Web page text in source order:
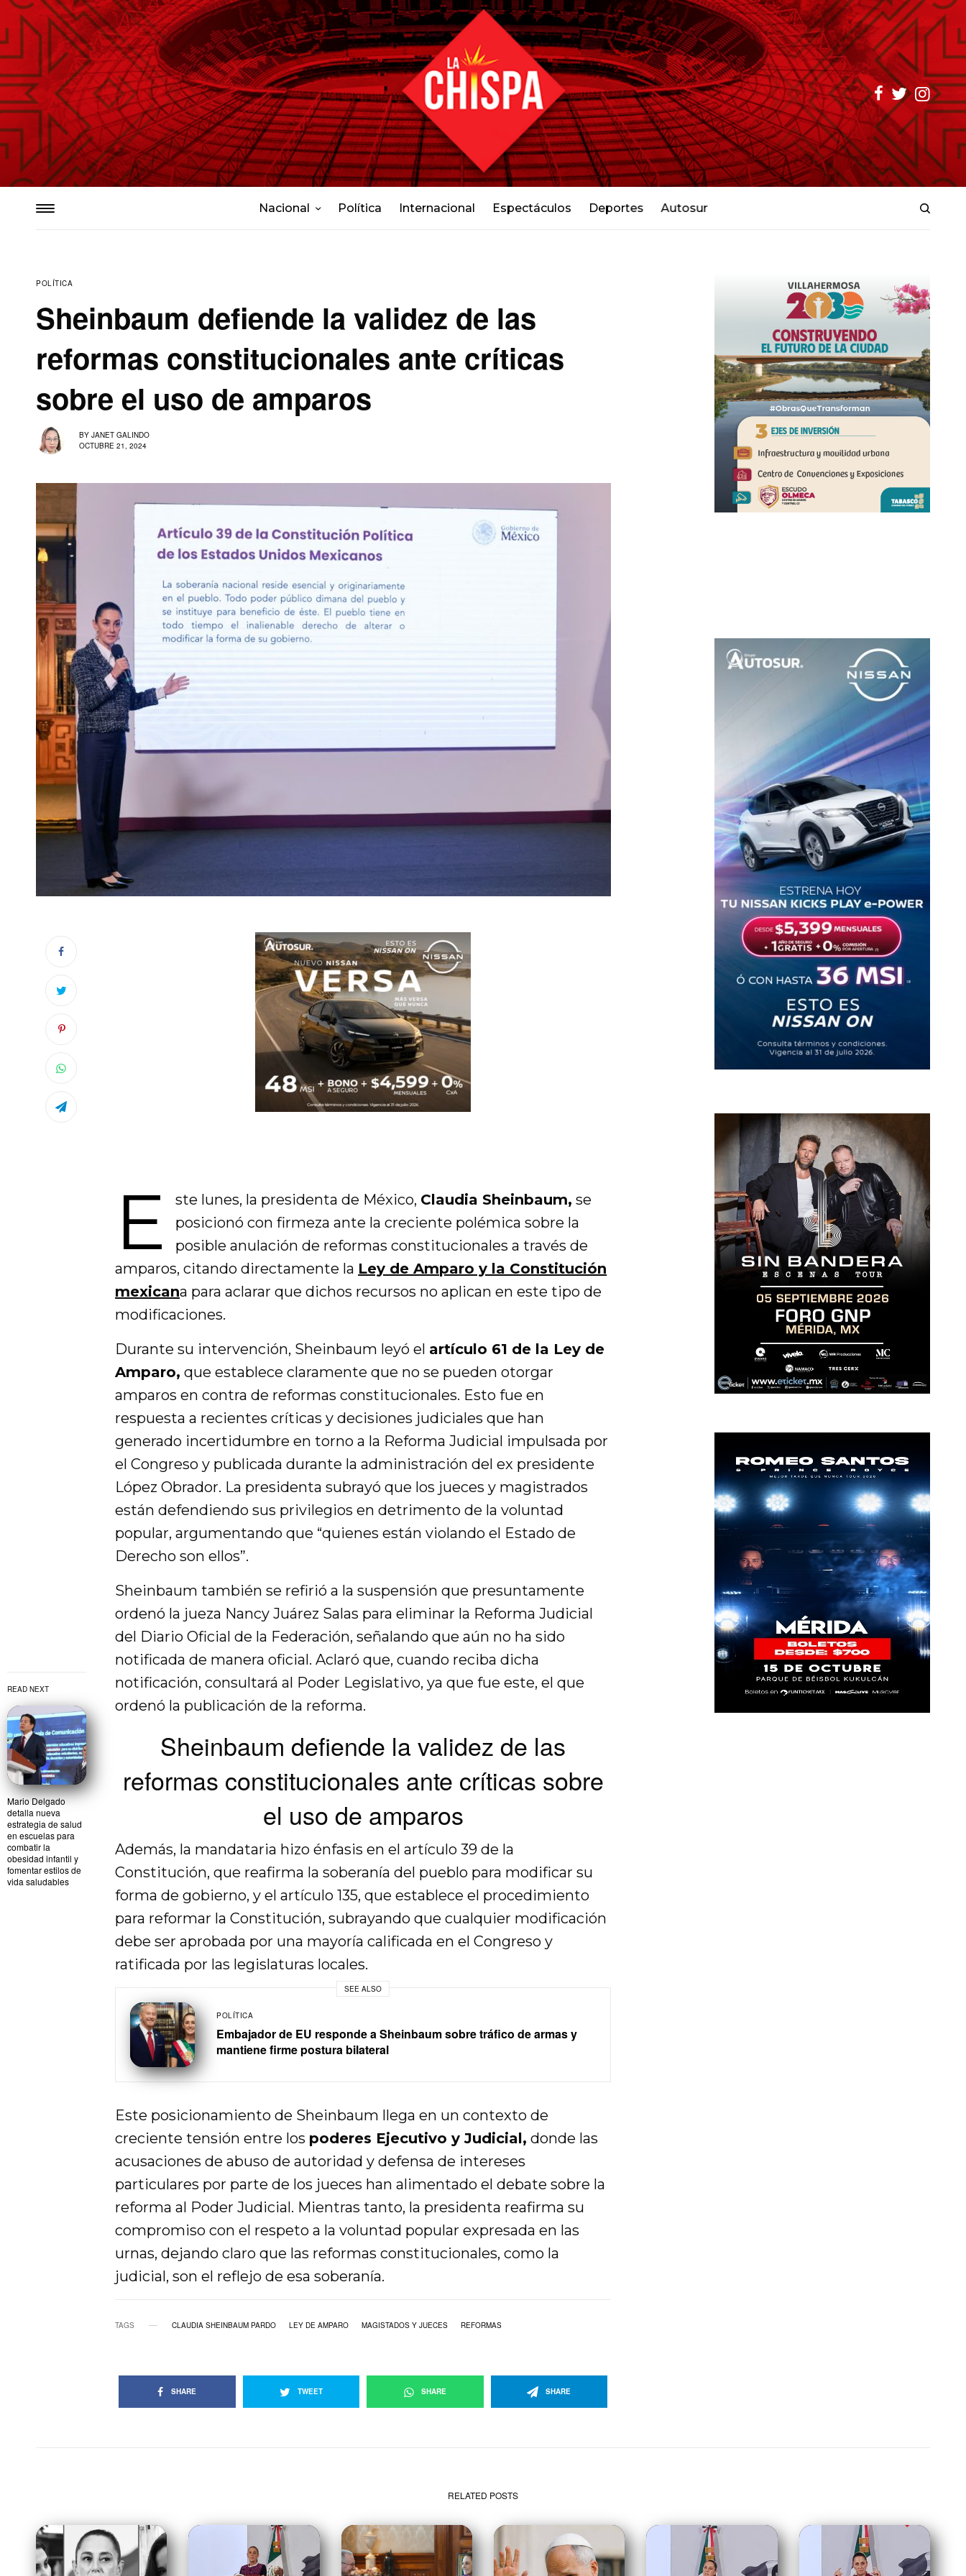
Nacional Política Internacional Espectáculos Deportes Autosur
POLÍTICA
Sheinbaum defiende la validez de las
reformas constitucionales ante críticas
sobre el uso de amparos
BY JANET GALINDO
OCTUBRE 21, 2024
READ NEXT
Mario Delgado
detalla nueva
estrategia de salud
en escuelas para
combatir la
obesidad infantil y
fomentar estilos de
vida saludables
E ste lunes, la presidenta de México, Claudia Sheinbaum, se
posicionó con firmeza ante la creciente polémica sobre la
posible anulación de reformas constitucionales a través de
amparos, citando directamente la Ley de Amparo y la Constitución
mexicana para aclarar que dichos recursos no aplican en este tipo de
modificaciones.
Durante su intervención, Sheinbaum leyó el artículo 61 de la Ley de
Amparo, que establece claramente que no se pueden otorgar
amparos en contra de reformas constitucionales. Esto fue en
respuesta a recientes críticas y decisiones judiciales que han
generado incertidumbre en torno a la Reforma Judicial impulsada por
el Congreso y publicada durante la administración del ex presidente
López Obrador. La presidenta subrayó que los jueces y magistrados
están defendiendo sus privilegios en detrimento de la voluntad
popular, argumentando que “quienes están violando el Estado de
Derecho son ellos”.
Sheinbaum también se refirió a la suspensión que presuntamente
ordenó la jueza Nancy Juárez Salas para eliminar la Reforma Judicial
del Diario Oficial de la Federación, señalando que aún no ha sido
notificada de manera oficial. Aclaró que, cuando reciba dicha
notificación, consultará al Poder Legislativo, ya que fue este, el que
ordenó la publicación de la reforma.
Sheinbaum defiende la validez de las
reformas constitucionales ante críticas sobre
el uso de amparos
Además, la mandataria hizo énfasis en el artículo 39 de la
Constitución, que reafirma la soberanía del pueblo para modificar su
forma de gobierno, y el artículo 135, que establece el procedimiento
para reformar la Constitución, subrayando que cualquier modificación
debe ser aprobada por una mayoría calificada en el Congreso y
ratificada por las legislaturas locales.
SEE ALSO
POLÍTICA
Embajador de EU responde a Sheinbaum sobre tráfico de armas y
mantiene firme postura bilateral
Este posicionamiento de Sheinbaum llega en un contexto de
creciente tensión entre los poderes Ejecutivo y Judicial, donde las
acusaciones de abuso de autoridad y defensa de intereses
particulares por parte de los jueces han alimentado el debate sobre la
reforma al Poder Judicial. Mientras tanto, la presidenta reafirma su
compromiso con el respeto a la voluntad popular expresada en las
urnas, dejando claro que las reformas constitucionales, como la
judicial, son el reflejo de esa soberanía.
TAGS CLAUDIA SHEINBAUM PARDO LEY DE AMPARO MAGISTADOS Y JUECES REFORMAS
SHARE TWEET SHARE SHARE
RELATED POSTS